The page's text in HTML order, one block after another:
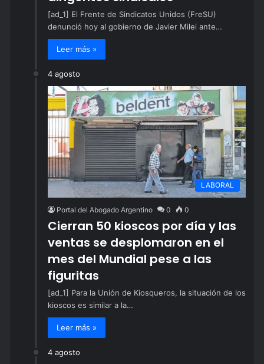
[ad_1] El Frente de Sindicatos Unidos (FreSU)
denunció hoy al gobierno de Javier Milei ante…
Leer más »
4 agosto
LABORAL
Portal del Abogado Argentino 0 0
Cierran 50 kioscos por día y las
ventas se desplomaron en el
mes del Mundial pese a las
figuritas
[ad_1] Para la Unión de Kiosqueros, la situación de los
kioscos es similar a la…
Leer más »
4 agosto